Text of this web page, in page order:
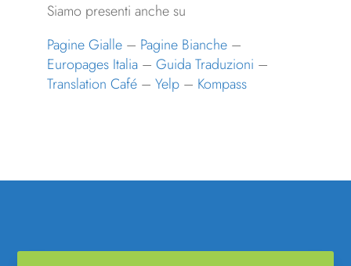
Siamo presenti anche su
Pagine Gialle– Pagine Bianche–
Europages Italia– Guida Traduzioni –
Translation Café– Yelp– Kompass